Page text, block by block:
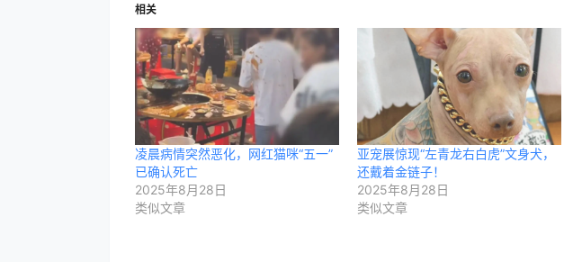
相关
凌晨病情突然恶化，网红猫咪“五一”
已确认死亡
2025年8月28日
类似文章
亚宠展惊现“左青龙右白虎”文身犬，
还戴着金链子！
2025年8月28日
类似文章